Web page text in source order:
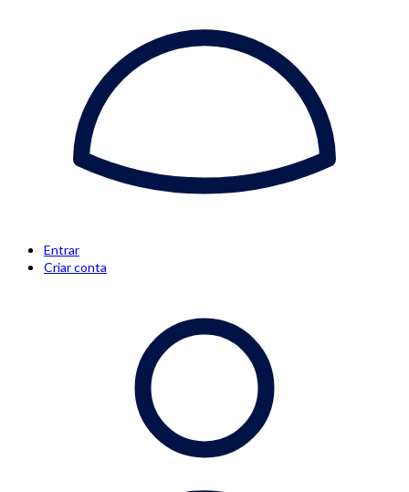
Entrar
Criar conta